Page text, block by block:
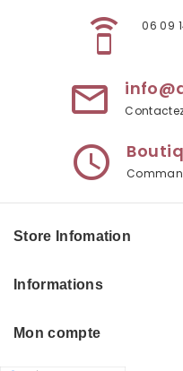
speaker_phone 06 09
mail_outline
access_time
Store Infomation
Informations
Mon compte